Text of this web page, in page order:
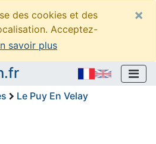
des cookies et des
Acceptez-
savoir plus
×
Le Puy En Velay